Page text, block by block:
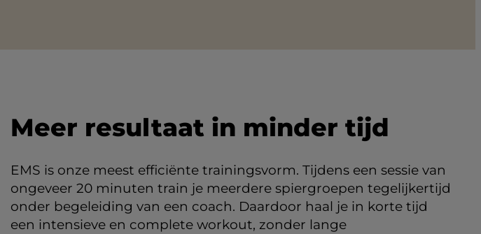
Meer resultaat in minder tijd
EMS is onze meest efficiënte trainingsvorm. Tijdens een sessie van
ongeveer 20 minuten train je meerdere spiergroepen tegelijkertijd
onder begeleiding van een coach. Daardoor haal je in korte tijd
een intensieve en complete workout, zonder lange